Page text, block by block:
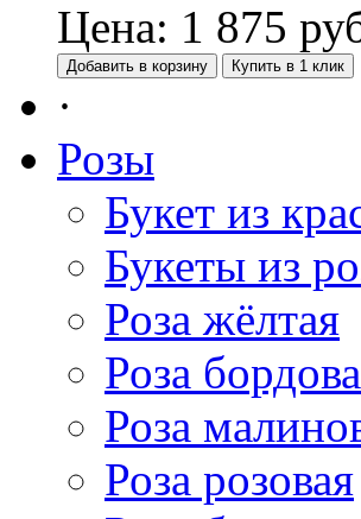
Цена: 1 875
Добавить в корзину Купить в 1 клик
·
Розы
Букет из
Букеты из
Роза жёлтая
Роза
Роза
Роза розовая